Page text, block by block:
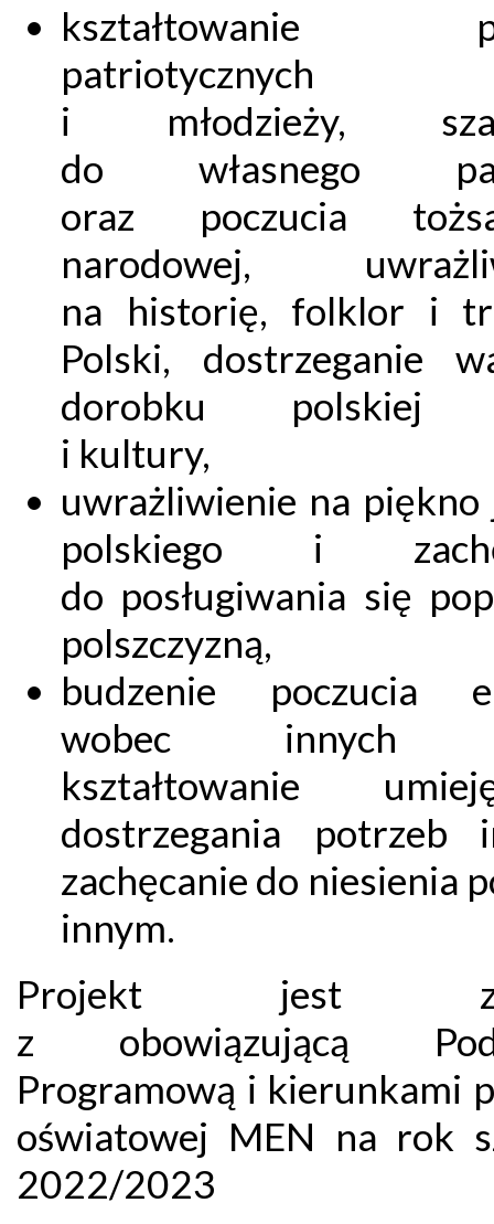
kształtowanie
patriotycznych
i młodzieży,
do własnego
oraz poczucia
narodowej,
na historię, folklor i
Polski, dostrzeganie
dorobku polskiej
i kultury,
uwrażliwienie na piękno
polskiego i
do posługiwania się
polszczyzną,
budzenie poczucia
wobec innych
kształtowanie
dostrzegania potrzeb
zachęcanie do niesienia
innym.
Projekt jest
z obowiązującą
Programową i kierunkami
oświatowej MEN na rok
2022/2023